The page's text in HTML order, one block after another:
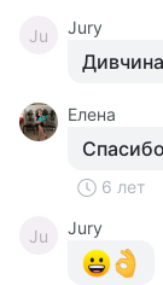
Ju Jury
Елена
6 лет
Ju
Jury